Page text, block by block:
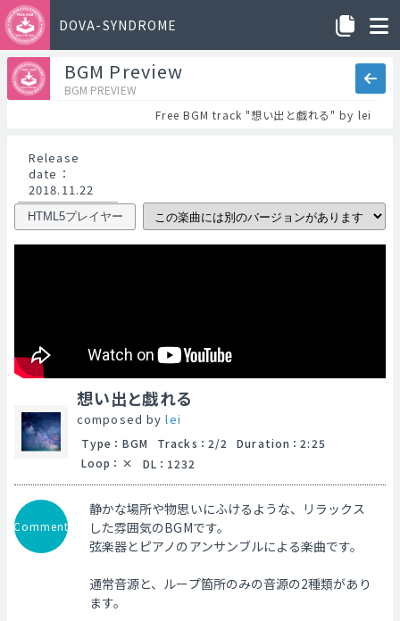
DOVA-SYNDROME
BGM Preview
BGM PREVIEW
Free BGM track "想い出と戯れる" by lei
Release
date ：
2018.11.22
HTML5プレイヤー
想い出と戯れる
composed bylei
Type ： BGM Tracks ： 2/2 Duration ： 2:25
Loop ： DL ： 1232
Comment
静かな場所や物思いにふけるような、リラックス
した雰囲気のBGMです。
弦楽器とピアノのアンサンブルによる楽曲です。
通常音源と、ループ箇所のみの音源の2種類があり
ます。